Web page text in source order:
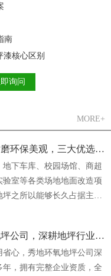
南
漆核心区别
询问
MORE+
环氧地坪耐磨环保美观，三大优选方案
地下车库、校园场馆、商超
验室等各类场地地面改造项
之所以能够长久占据主流
便是它同时兼顾强悍耐磨
正规环氧地坪公司，深耕地坪行业多年
省心，秀地环氧地坪公司深
年，拥有完整企业资质，全